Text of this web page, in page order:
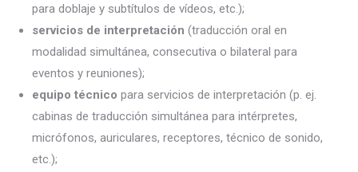
para doblaje y subtítulos de vídeos, etc.);
servicios de interpretación (traducción oral en
modalidad simultánea, consecutiva o bilateral para
eventos y reuniones);
equipo técnico para servicios de interpretación (p. ej.
cabinas de traducción simultánea para intérpretes,
micrófonos, auriculares, receptores, técnico de sonido,
etc.);